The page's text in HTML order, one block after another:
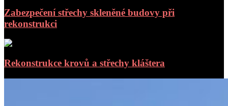
Zabezpečení střechy skleněné budovy při
rekonstrukci
Rekonstrukce krovů a střechy kláštera